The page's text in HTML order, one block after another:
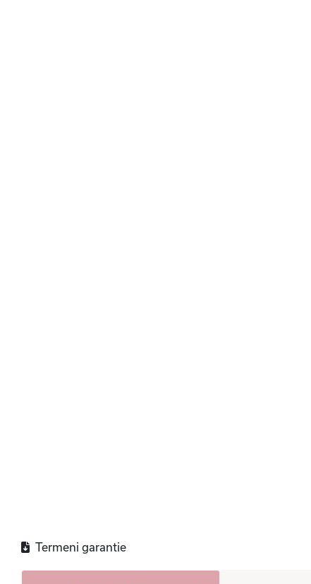
Termeni garantie